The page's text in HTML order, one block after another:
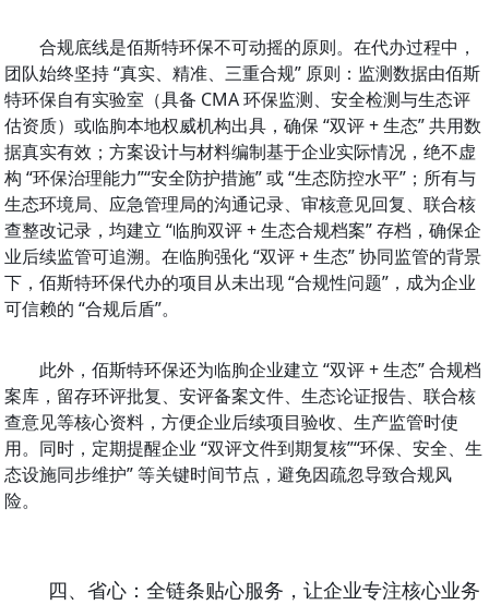
合规底线是佰斯特环保不可动摇的原则。在代办过程中，
团队始终坚持 “真实、精准、三重合规” 原则：监测数据由佰斯
特环保自有实验室（具备 CMA 环保监测、安全检测与生态评
估资质）或临朐本地权威机构出具，确保 “双评 + 生态” 共用数
据真实有效；方案设计与材料编制基于企业实际情况，绝不虚
构 “环保治理能力”“安全防护措施” 或 “生态防控水平”；所有与
生态环境局、应急管理局的沟通记录、审核意见回复、联合核
查整改记录，均建立 “临朐双评 + 生态合规档案” 存档，确保企
业后续监管可追溯。在临朐强化 “双评 + 生态” 协同监管的背景
下，佰斯特环保代办的项目从未出现 “合规性问题”，成为企业
可信赖的 “合规后盾”。
此外，佰斯特环保还为临朐企业建立 “双评 + 生态” 合规档
案库，留存环评批复、安评备案文件、生态论证报告、联合核
查意见等核心资料，方便企业后续项目验收、生产监管时使
用。同时，定期提醒企业 “双评文件到期复核”“环保、安全、生
态设施同步维护” 等关键时间节点，避免因疏忽导致合规风
险。
四、省心：全链条贴心服务，让企业专注核心业务